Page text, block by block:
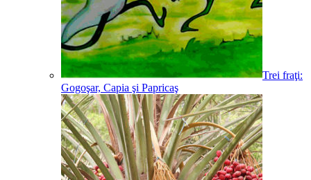
Trei fraţi:
Gogoşar, Capia şi Papricaş